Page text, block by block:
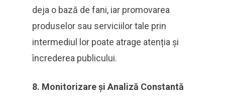
deja o bază de fani, iar promovarea
produselor sau serviciilor tale prin
intermediul lor poate atrage atenția și
încrederea publicului.
8. Monitorizare și Analiză Constantă